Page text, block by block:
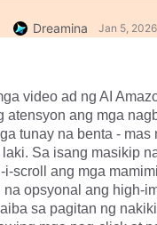
Dreamina Jan 5, 2026
video ad ng AI
atensyon ang mga
tunay na benta - mas
Sa isang masikip
i-scroll ang mga
opsyonal ang high-
sa pagitan ng